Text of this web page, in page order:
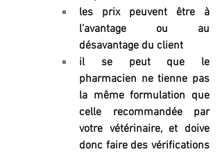
les prix peuvent être à
l’avantage ou au
désavantage du client
il se peut que le
pharmacien ne tienne pas
la même formulation que
celle recommandée par
votre vétérinaire, et doive
donc faire des vérifications